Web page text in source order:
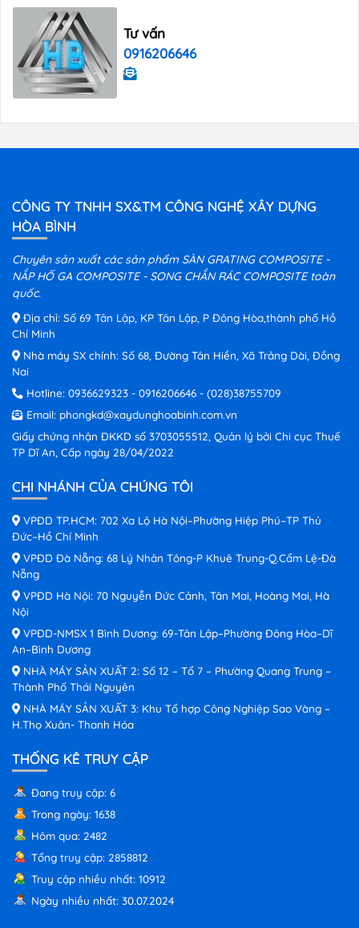
Tư vấn
0916206646
CÔNG TY TNHH SX&TM CÔNG NGHỆ XÂY DỰNG
HÒA BÌNH
Chuyên sản xuất các sản phẩm SÀN GRATING COMPOSITE -
NẮP HỐ GA COMPOSITE - SONG CHẮN RÁC COMPOSITE toàn
quốc.
Địa chỉ: Số 69 Tân Lập, KP Tân Lập, P Đông Hòa,thành phố Hồ
Chí Minh
Nhà máy SX chính: Số 68, Đường Tân Hiền, Xã Trảng Dài, Đồng
Nai
Hotline: 0936629323 - 0916206646 - (028)38755709
Email: phongkd@xaydunghoabinh.com.vn
Giấy chứng nhận ĐKKD số 3703055512, Quản lý bởi Chi cục Thuế
TP Dĩ An, Cấp ngày 28/04/2022
CHI NHÁNH CỦA CHÚNG TÔI
VPĐD TP.HCM: 702 Xa Lộ Hà Nội–Phường Hiệp Phú–TP Thủ
Đức–Hồ Chí Minh
VPĐD Đà Nẵng: 68 Lý Nhân Tông-P Khuê Trung-Q.Cẩm Lệ-Đà
Nẵng
VPĐD Hà Nội: 70 Nguyễn Đức Cảnh, Tân Mai, Hoàng Mai, Hà
Nội
VPĐD-NMSX 1 Bình Dương: 69-Tân Lập–Phường Đông Hòa–Dĩ
An–Bình Dương
NHÀ MÁY SẢN XUẤT 2: Số 12 – Tổ 7 – Phường Quang Trung –
Thành Phố Thái Nguyên
NHÀ MÁY SẢN XUẤT 3: Khu Tổ hợp Công Nghiệp Sao Vàng –
H.Thọ Xuân- Thanh Hóa
THỐNG KÊ TRUY CẬP
Đang truy cập: 6
Trong ngày: 1638
Hôm qua: 2482
Tổng truy cập: 2858812
Truy cập nhiều nhất: 10912
Ngày nhiều nhất: 30.07.2024